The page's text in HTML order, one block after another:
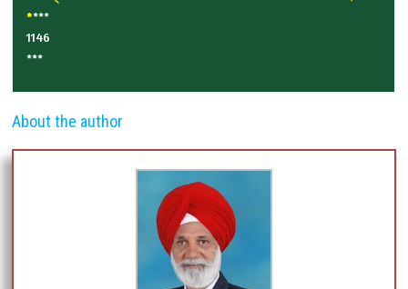
****
1146
***
About the author